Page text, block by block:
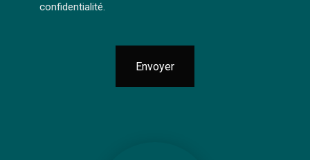
confidentialité.
Envoyer